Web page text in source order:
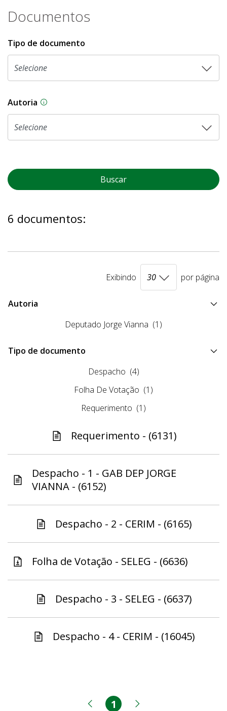
Documentos
Tipo de documento
Autoria As proposições legislativas na CLDF podem
Buscar
6 documentos:
Exibindo por página
Autoria
Deputado Jorge Vianna (1)
Tipo de documento
Despacho (4)
Folha De Votação (1)
Requerimento (1)
Requerimento - (6131)
Despacho - 1 - GAB DEP JORGE
VIANNA - (6152)
Despacho - 2 - CERIM - (6165)
Folha de Votação - SELEG - (6636)
Despacho - 3 - SELEG - (6637)
Despacho - 4 - CERIM - (16045)
1